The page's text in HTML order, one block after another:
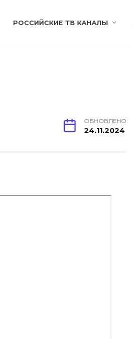
РОССИЙСКИЕ ТВ КАНАЛЫ
ОБНОВЛЕНО
24.11.2024